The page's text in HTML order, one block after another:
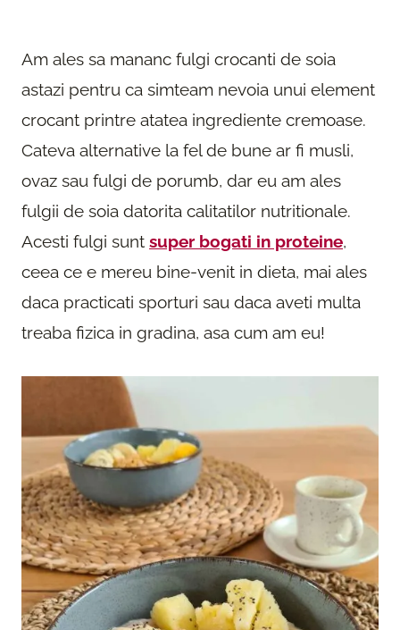
Am ales sa mananc fulgi crocanti de soia
astazi pentru ca simteam nevoia unui element
crocant printre atatea ingrediente cremoase.
Cateva alternative la fel de bune ar fi musli,
ovaz sau fulgi de porumb, dar eu am ales
fulgii de soia datorita calitatilor nutritionale.
Acesti fulgi sunt super bogati in proteine,
ceea ce e mereu bine-venit in dieta, mai ales
daca practicati sporturi sau daca aveti multa
treaba fizica in gradina, asa cum am eu!